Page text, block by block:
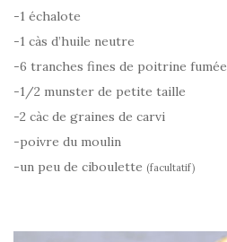
-1 échalote
-1 càs d’huile neutre
-6 tranches fines de poitrine fumée
-1/2 munster de petite taille
-2 càc de graines de carvi
-poivre du moulin
-un peu de ciboulette (facultatif)